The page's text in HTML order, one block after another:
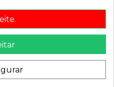
seat cordoba berlina (6l2)
| 04.04 - 12.07